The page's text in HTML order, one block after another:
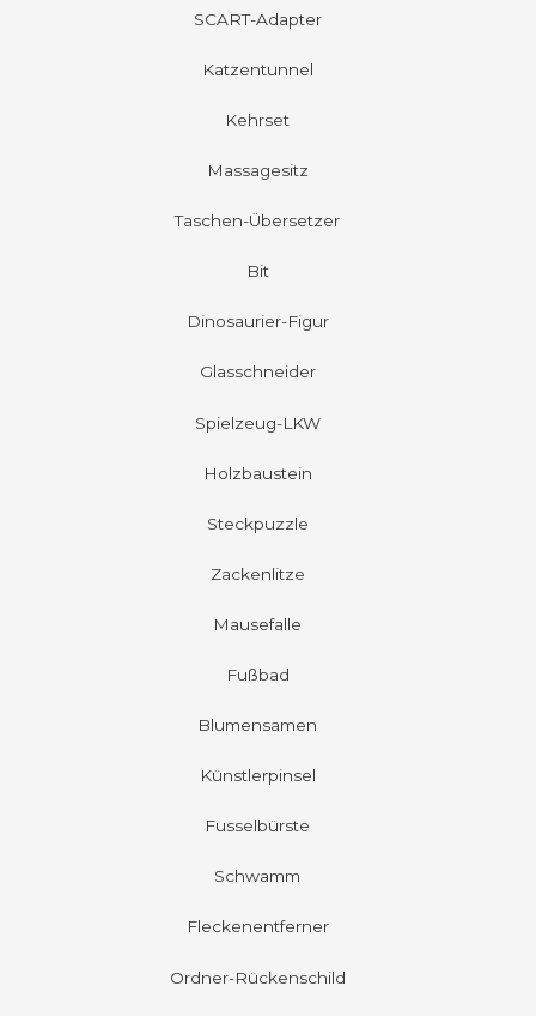
SCART-Adapter
Katzentunnel
Kehrset
Massagesitz
Taschen-Übersetzer
Bit
Dinosaurier-Figur
Glasschneider
Spielzeug-LKW
Holzbaustein
Steckpuzzle
Zackenlitze
Mausefalle
Fußbad
Blumensamen
Künstlerpinsel
Fusselbürste
Schwamm
Fleckenentferner
Ordner-Rückenschild